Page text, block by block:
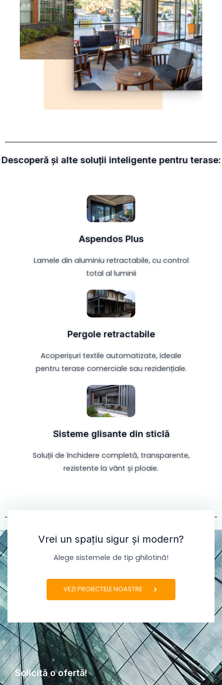
Descoperă și alte soluții inteligente pentru terase:
Aspendos Plus
Lamele din aluminiu retractabile, cu control
total al luminii
Pergole retractabile
Acoperișuri textile automatizate, ideale
pentru terase comerciale sau rezidențiale.
Sisteme glisante din sticlă
Soluții de închidere completă, transparente,
rezistente la vânt și ploaie.
Vrei un spațiu sigur și modern?
Alege sistemele de tip ghilotină!
VEZI PROIECTELE NOASTRE
Solicită o ofertă!